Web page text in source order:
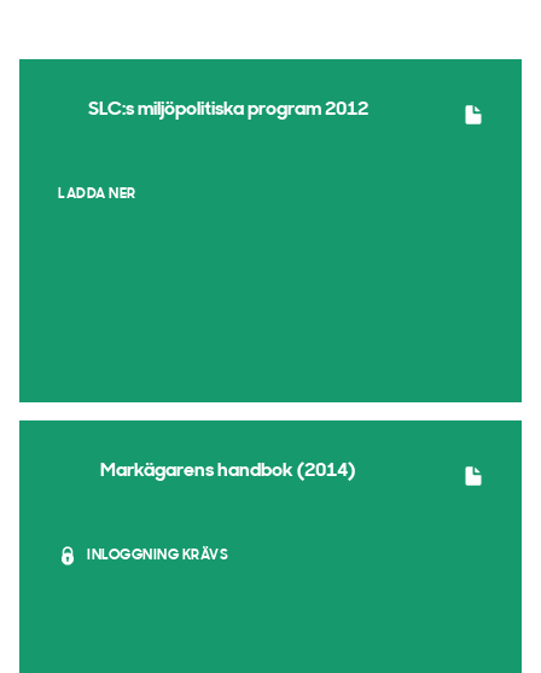
SLC:s miljöpolitiska program 2012
LADDA NER
Markägarens handbok (2014)
INLOGGNING KRÄVS